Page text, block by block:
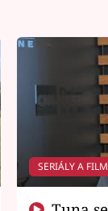
SERIÁLY A